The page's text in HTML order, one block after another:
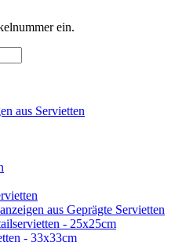
ein.
aus Servietten
aus Geprägte Servietten
- 25x25cm
- 33x33cm